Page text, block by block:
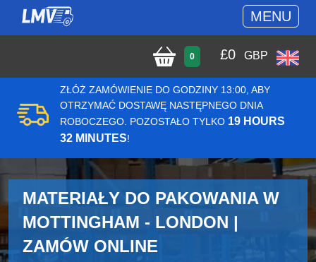
MENU
0 £0 GBP
ZŁÓŻ ZAMÓWIENIE DO GODZINY 13:00, ABY
OTRZYMAĆ DOSTAWĘ NASTĘPNEGO DNIA
ROBOCZEGO. POZOSTAŁO TYLKO 19 HOURS
32 MINUTES!
MATERIAŁY DO PAKOWANIA W
MOTTINGHAM - LONDON |
ZAMÓW ONLINE